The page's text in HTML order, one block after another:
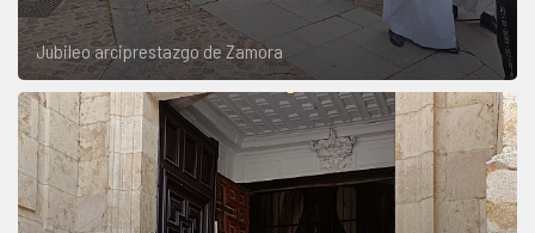
Jubileo arciprestazgo de Zamora